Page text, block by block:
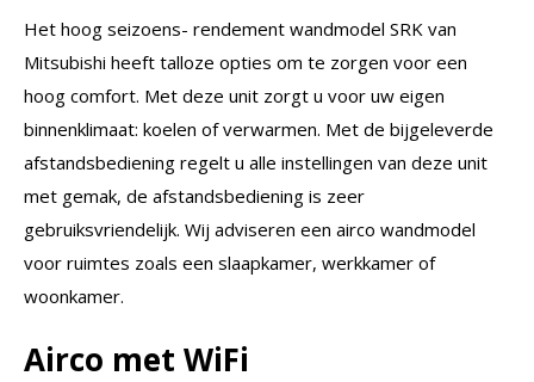
Het hoog seizoens- rendement wandmodel SRK van
Mitsubishi heeft talloze opties om te zorgen voor een
hoog comfort. Met deze unit zorgt u voor uw eigen
binnenklimaat: koelen of verwarmen. Met de bijgeleverde
afstandsbediening regelt u alle instellingen van deze unit
met gemak, de afstandsbediening is zeer
gebruiksvriendelijk. Wij adviseren een airco wandmodel
voor ruimtes zoals een slaapkamer, werkkamer of
woonkamer.
Airco met WiFi